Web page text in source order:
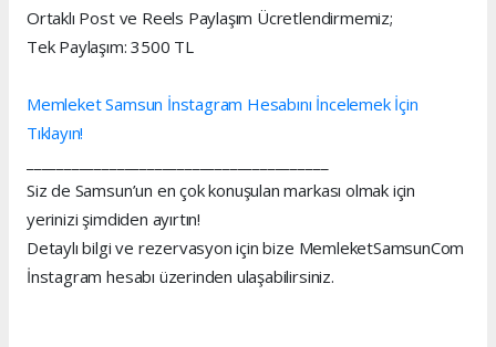
Ortaklı Post ve Reels Paylaşım Ücretlendirmemiz;
Tek Paylaşım: 3500 TL
Memleket Samsun İnstagram Hesabını İncelemek İçin
Tıklayın!
Siz de Samsun’un en çok konuşulan markası olmak için
yerinizi şimdiden ayırtın!
Detaylı bilgi ve rezervasyon için bize MemleketSamsunCom
İnstagram hesabı üzerinden ulaşabilirsiniz.